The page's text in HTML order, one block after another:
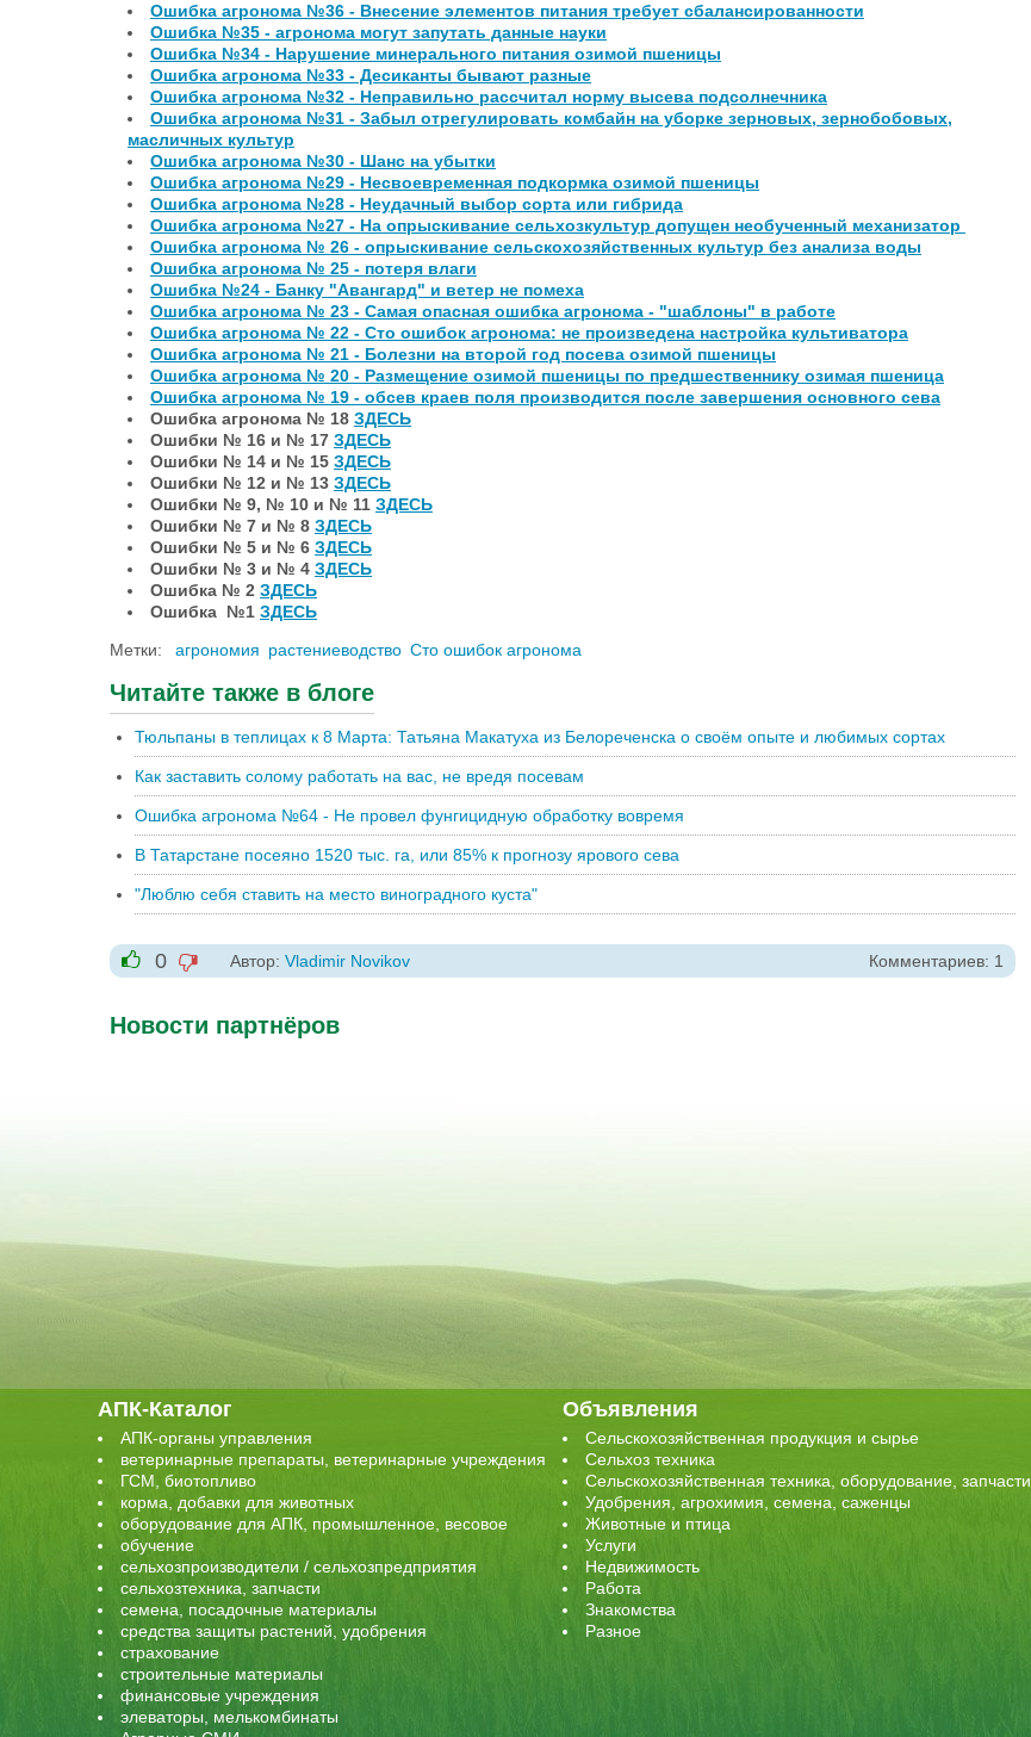
Ошибка агронома №36 - Внесение элементов питания требует сбалансированности
Ошибка №35 - агронома могут запутать данные науки
Ошибка №34 - Нарушение минерального питания озимой пшеницы
Ошибка агронома №33 - Десиканты бывают разные
Ошибка агронома №32 - Неправильно рассчитал норму высева подсолнечника
Ошибка агронома №31 - Забыл отрегулировать комбайн на уборке зерновых, зернобобовых,
масличных культур
Ошибка агронома №30 - Шанс на убытки
Ошибка агронома №29 - Несвоевременная подкормка озимой пшеницы
Ошибка агронома №28 - Неудачный выбор сорта или гибрида
Ошибка агронома №27 - На опрыскивание сельхозкультур допущен необученный механизатор
Ошибка агронома № 26 - опрыскивание сельскохозяйственных культур без анализа воды
Ошибка агронома № 25 - потеря влаги
Ошибка №24 - Банку "Авангард" и ветер не помеха
Ошибка агронома № 23 - Самая опасная ошибка агронома - "шаблоны" в работе
Ошибка агронома № 22 - Сто ошибок агронома: не произведена настройка культиватора
Ошибка агронома № 21 - Болезни на второй год посева озимой пшеницы
Ошибка агронома № 20 - Размещение озимой пшеницы по предшественнику озимая пшеница
Ошибка агронома № 19 - обсев краев поля производится после завершения основного сева
Ошибка агронома № 18 ЗДЕСЬ
Ошибки № 16 и № 17 ЗДЕСЬ
Ошибки № 14 и № 15 ЗДЕСЬ
Ошибки № 12 и № 13 ЗДЕСЬ
Ошибки № 9, № 10 и № 11 ЗДЕСЬ
Ошибки № 7 и № 8 ЗДЕСЬ
Ошибки № 5 и № 6 ЗДЕСЬ
Ошибки № 3 и № 4 ЗДЕСЬ
Ошибка № 2 ЗДЕСЬ
Ошибка №1 ЗДЕСЬ
Метки:
агрономия растениеводство Сто ошибок агронома
Читайте также в блоге
Тюльпаны в теплицах к 8 Марта: Татьяна Макатуха из Белореченска о своём опыте и любимых сортах
Как заставить солому работать на вас, не вредя посевам
Ошибка агронома №64 - Не провел фунгицидную обработку вовремя
В Татарстане посеяно 1520 тыс. га, или 85% к прогнозу ярового сева
"Люблю себя ставить на место виноградного куста"
+1
0
-1
Автор: Vladimir Novikov Комментариев: 1
Новости партнёров
АПК-Каталог
АПК-органы управления
ветеринарные препараты, ветеринарные учреждения
ГСМ, биотопливо
корма, добавки для животных
оборудование для АПК, промышленное, весовое
обучение
сельхозпроизводители / сельхозпредприятия
сельхозтехника, запчасти
семена, посадочные материалы
средства защиты растений, удобрения
страхование
строительные материалы
финансовые учреждения
элеваторы, мелькомбинаты
Объявления
Сельскохозяйственная продукция и сырье
Сельхоз техника
Сельскохозяйственная техника, оборудование, запчасти
Удобрения, агрохимия, семена, саженцы
Животные и птица
Услуги
Недвижимость
Работа
Знакомства
Разное